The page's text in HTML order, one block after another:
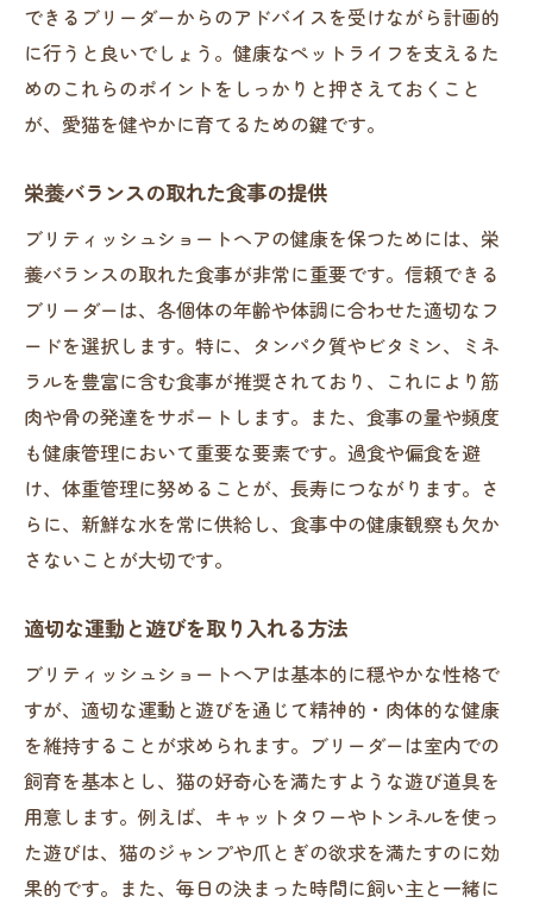
できるブリーダーからのアドバイスを受けながら計画的
に行うと良いでしょう。健康なペットライフを支えるた
めのこれらのポイントをしっかりと押さえておくこと
が、愛猫を健やかに育てるための鍵です。
栄養バランスの取れた食事の提供
ブリティッシュショートヘアの健康を保つためには、栄
養バランスの取れた食事が非常に重要です。信頼できる
ブリーダーは、各個体の年齢や体調に合わせた適切なフ
ードを選択します。特に、タンパク質やビタミン、ミネ
ラルを豊富に含む食事が推奨されており、これにより筋
肉や骨の発達をサポートします。また、食事の量や頻度
も健康管理において重要な要素です。過食や偏食を避
け、体重管理に努めることが、長寿につながります。さ
らに、新鮮な水を常に供給し、食事中の健康観察も欠か
さないことが大切です。
適切な運動と遊びを取り入れる方法
ブリティッシュショートヘアは基本的に穏やかな性格で
すが、適切な運動と遊びを通じて精神的・肉体的な健康
を維持することが求められます。ブリーダーは室内での
飼育を基本とし、猫の好奇心を満たすような遊び道具を
用意します。例えば、キャットタワーやトンネルを使っ
た遊びは、猫のジャンプや爪とぎの欲求を満たすのに効
果的です。また、毎日の決まった時間に飼い主と一緒に